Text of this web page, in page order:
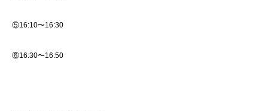
⑤16:10〜16:30
⑥16:30〜16:50